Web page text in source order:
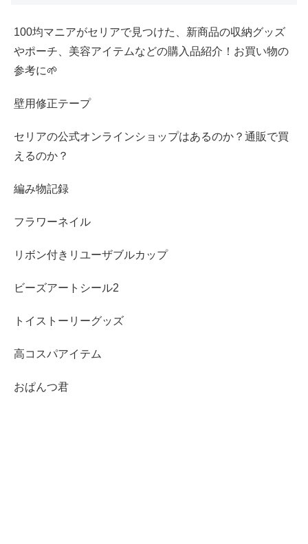
100均マニアがセリアで見つけた、新商品の収納グッズ
やポーチ、美容アイテムなどの購入品紹介！お買い物の
参考に🌱
壁用修正テープ
セリアの公式オンラインショップはあるのか？通販で買
えるのか？
編み物記録
フラワーネイル
リボン付きリユーザブルカップ
ビーズアートシール2
トイストーリーグッズ
高コスパアイテム
おぱんつ君